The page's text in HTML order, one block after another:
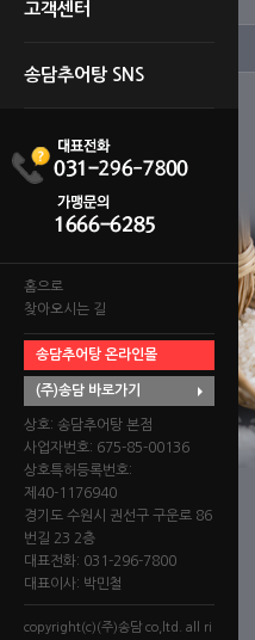
고객센터
송담추어탕 SNS
홈으로
찾아오시는 길
송담추어탕 온라인몰
(주)송담 바로가기
상호: 송담추어탕 본점
사업자번호: 675-85-00136
상호특허등록번호:
제40-1176940
경기도 수원시 권선구 구운로 86
번길 23 2층
대표전화: 031-296-7800
대표이사: 박민철
copyright(c)(주)송담 co,ltd. all ri